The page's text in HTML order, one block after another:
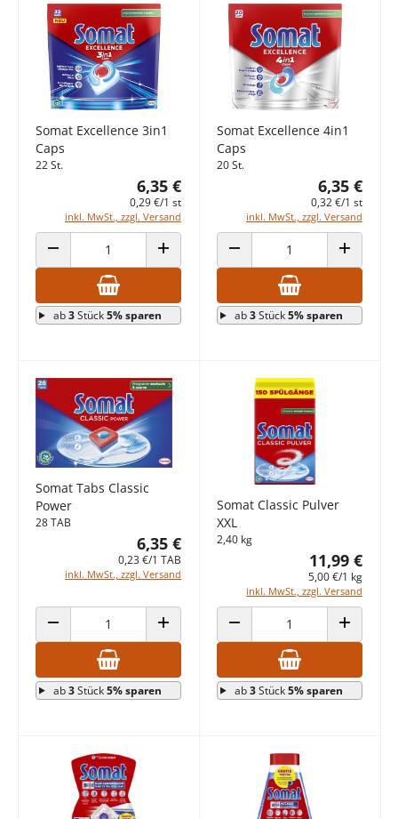
Somat Excellence 3in1
Caps
22 St.
6,35 €
0,29 €/1 st
inkl. MwSt., zzgl. Versand
ANZAHL VERRINGERN ANZAHL ERHÖHEN
ab3Stück5% sparen
Somat Excellence 4in1
Caps
20 St.
6,35 €
0,32 €/1 st
inkl. MwSt., zzgl. Versand
ANZAHL VERRINGERN ANZAHL
ab3Stück5% sparen
Somat Tabs Classic
Power
28 TAB
6,35 €
0,23 €/1 TAB
inkl. MwSt., zzgl. Versand
ANZAHL VERRINGERN ANZAHL ERHÖHEN
ab3Stück5% sparen
Somat Classic Pulver
XXL
2,40 kg
11,99 €
5,00 €/1 kg
inkl. MwSt., zzgl. Versand
ANZAHL VERRINGERN ANZAHL
ab3Stück5% sparen